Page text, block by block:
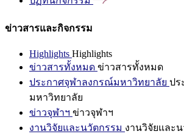
ข่าวสารและกิจกรรม
Highlights Highlights
ข่าวสารทั้งหมด ข่าวสารทั้งหมด
ประกาศจุฬาลงกรณ์มหาวิทยาลัย ปร
มหาวิทยาลัย
ข่าวจุฬาฯ ข่าวจุฬาฯ
งานวิจัยและนวัตกรรม งานวิจัยและ